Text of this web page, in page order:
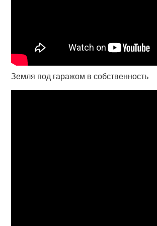
Земля под гаражом в собственность